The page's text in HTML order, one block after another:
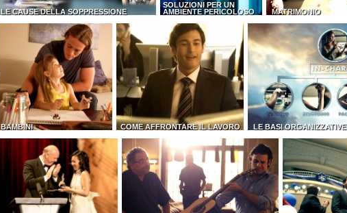
LE CAUSE DELLA SOPPRESSIONE
SOLUZIONI PER UN
AMBIENTE PERICOLOSO
MATRIMONIO
BAMBINI COME AFFRONTARE IL LAVORO LE BASI ORGANIZZATIVE